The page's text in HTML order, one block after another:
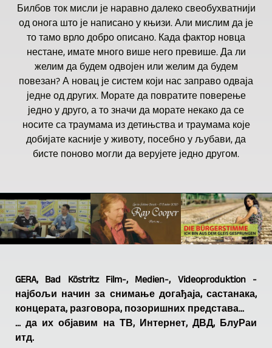
Билбов ток мисли је наравно далеко свеобухватнији
од онога што је написано у књизи. Али мислим да је
то тамо врло добро описано. Када фактор новца
нестане, имате много више него превише. Да ли
желим да будем одвојен или желим да будем
повезан? А новац је систем који нас заправо одваја
једне од других. Морате да повратите поверење
једно у друго, а то значи да морате некако да се
носите са траумама из детињства и траумама које
добијате касније у животу, посебно у љубави, да
бисте поново могли да верујете једно другом.
GERA, Bad Köstritz Film-, Medien-, Videoproduktion -
најбољи начин за снимање догађаја, састанака,
концерата, разговора, позоришних представа...
... да их објавим на ТВ, Интернет, ДВД, БлуРаи
итд.